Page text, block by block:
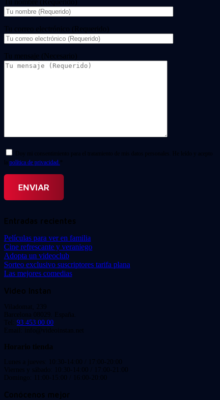
Tu nombre (Requerido)
Tu correo electrónico (Requerido)
Tu mensaje (Necesario)
Doy mi consentimiento para el tratamiento de mis datos personales. He leído y acepto
la política de privacidad. *
Entradas recientes
Películas para ver en familia
Cine refrescante y veraniego
Adopta un videoclub
Sorteo exclusivo suscriptores tarifa plana
Las mejores comedias
Video Instan
Viladomat, 239
Barcelona 08029. España.
Tel: 93 453 00 00
Email: info@videoinstan.net
Horario tienda
Lunes a jueves: 10:30-14:00 / 17:00-20:00
Viernes y sábado: 10:30-14:00 / 17:00-21:00
Domingo: 11:00-15:00 / 16:00-20:00
Conócenos mejor